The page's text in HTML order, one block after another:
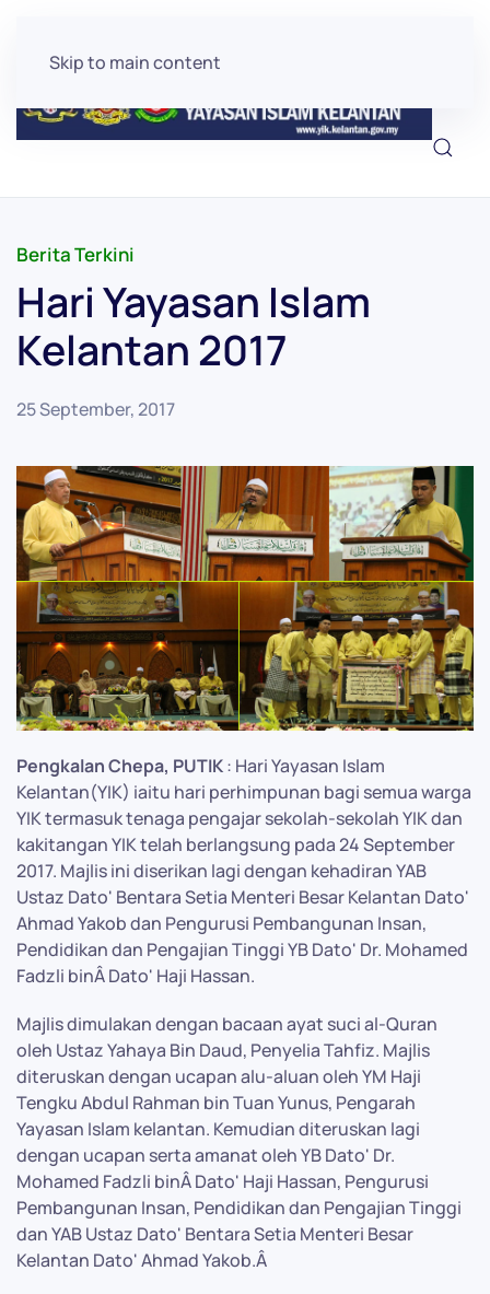
Skip to main content
Berita Terkini
Hari Yayasan Islam
Kelantan 2017
25 September, 2017
Pengkalan Chepa, PUTIK: Hari Yayasan Islam
Kelantan(YIK) iaitu hari perhimpunan bagi semua warga
YIK termasuk tenaga pengajar sekolah-sekolah YIK dan
kakitangan YIK telah berlangsung pada 24 September
2017. Majlis ini diserikan lagi dengan kehadiran YAB
Ustaz Dato' Bentara Setia Menteri Besar Kelantan Dato'
Ahmad Yakob dan Pengurusi Pembangunan Insan,
Pendidikan dan Pengajian Tinggi YB Dato' Dr. Mohamed
Fadzli binÂ Dato' Haji Hassan.
Majlis dimulakan dengan bacaan ayat suci al-Quran
oleh Ustaz Yahaya Bin Daud, Penyelia Tahfiz. Majlis
diteruskan dengan ucapan alu-aluan oleh YM Haji
Tengku Abdul Rahman bin Tuan Yunus, Pengarah
Yayasan Islam kelantan. Kemudian diteruskan lagi
dengan ucapan serta amanat oleh YB Dato' Dr.
Mohamed Fadzli binÂ Dato' Haji Hassan, Pengurusi
Pembangunan Insan, Pendidikan dan Pengajian Tinggi
dan YAB Ustaz Dato' Bentara Setia Menteri Besar
Kelantan Dato' Ahmad Yakob.Â